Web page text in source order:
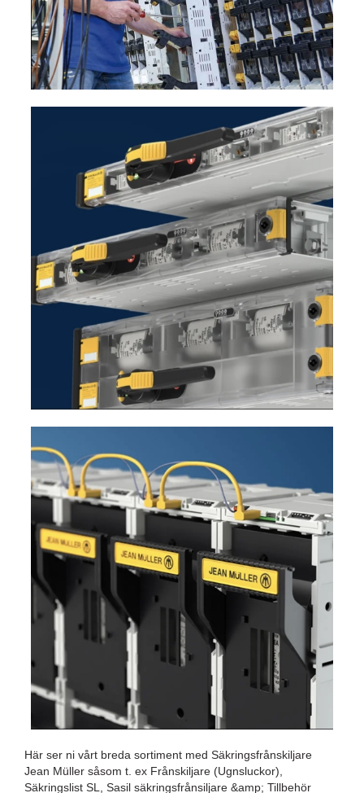
Här ser ni vårt breda sortiment med Säkringsfrånskiljare
Jean Müller såsom t. ex Frånskiljare (Ugnsluckor),
Säkringslist SL, Sasil säkringsfrånsiljare &amp; Tillbehör